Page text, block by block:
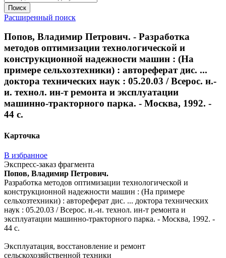
Поиск
Расширенный поиск
Попов, Владимир Петрович. - Разработка
методов оптимизации технологической и
конструкционной надежности машин : (На
примере сельхозтехники) : автореферат дис. ...
доктора технических наук : 05.20.03 / Всерос. н.-
и. технол. ин-т ремонта и эксплуатации
машинно-тракторного парка. - Москва, 1992. -
44 с.
Карточка
В избранное
Экспресс-заказ фрагмента
Попов, Владимир Петрович.
Разработка методов оптимизации технологической и
конструкционной надежности машин : (На примере
сельхозтехники) : автореферат дис. ... доктора технических
наук : 05.20.03 / Всерос. н.-и. технол. ин-т ремонта и
эксплуатации машинно-тракторного парка. - Москва, 1992. -
44 с.
Эксплуатация, восстановление и ремонт
сельскохозяйственной техники